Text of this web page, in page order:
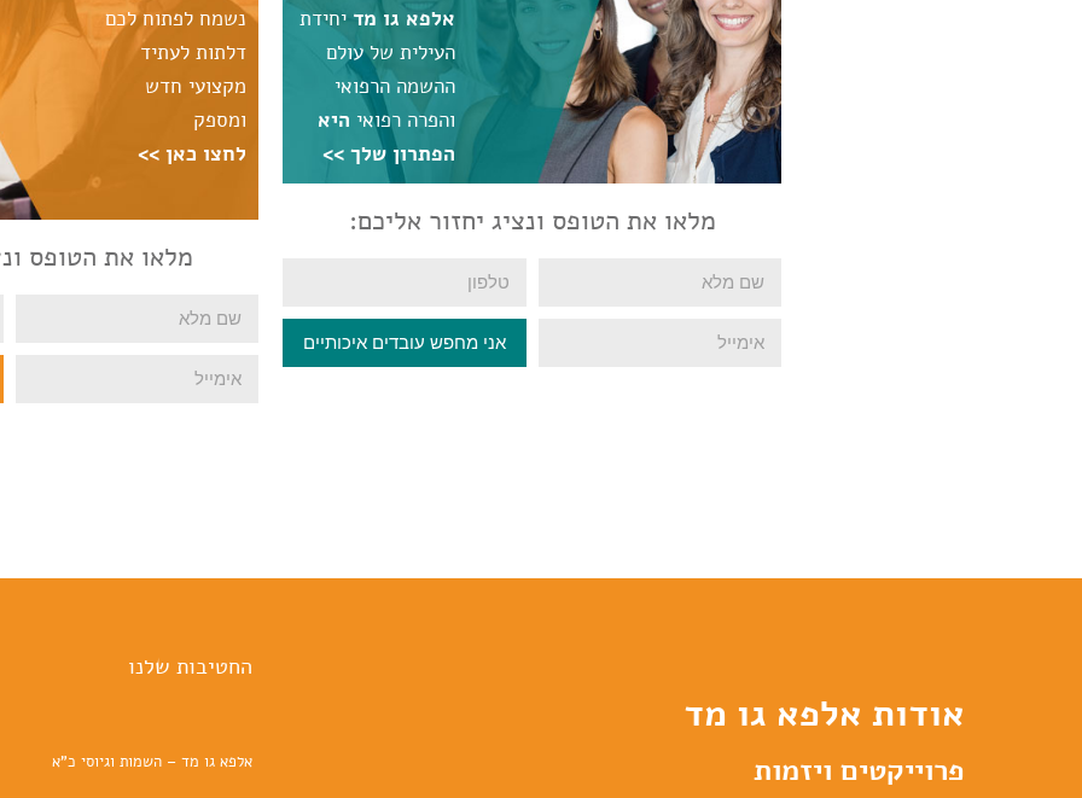
אלפא גו מד יחידת
העילית של עולם
ההשמה הרפואי
והפרה רפואי היא
הפתרון שלך >>
מלאו את הטופס ונציג יחזור אליכם:
אני מחפש עובדים איכותיים
נשמח לפתוח לכם
דלתות לעתיד
מקצועי חדש
ומספק
לחצו כאן >>
מלאו את הטופס
אודות אלפא גו מד
פרוייקטים ויזמות
החטיבות שלנו
אלפא גו מד – השמות וגיוסי כ"א